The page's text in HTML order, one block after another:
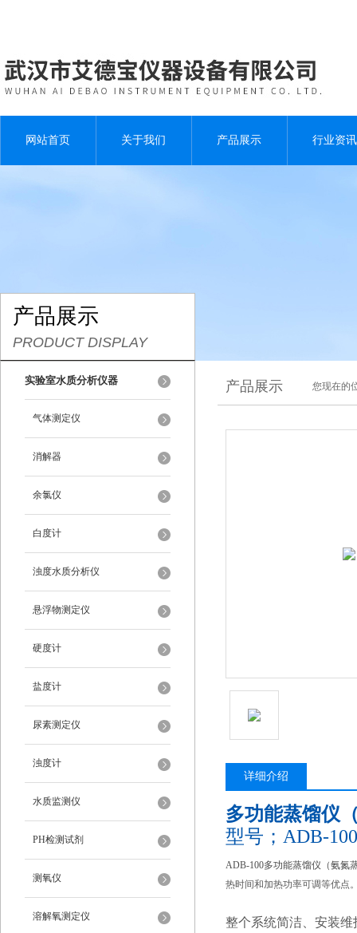
网站首页 关于我们 产品展示 行业资讯
产品展示
PRODUCT DISPLAY
实验室水质分析仪器
气体测定仪
消解器
余氯仪
白度计
浊度水质分析仪
悬浮物测定仪
硬度计
盐度计
尿素测定仪
浊度计
水质监测仪
PH检测试剂
测氧仪
溶解氧测定仪
产品展示 您现在的
详细介绍
多功能蒸馏仪
型号；ADB-100
ADB-100多功能蒸馏仪（氨氮
热时间和加热功率可调等优点
整个系统简洁、安装